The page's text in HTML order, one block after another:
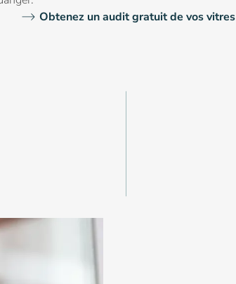
Obtenez un audit gratuit de vos vitres